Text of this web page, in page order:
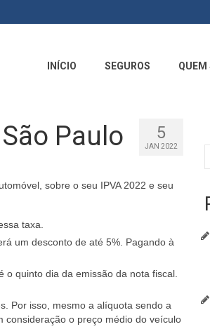
INÍCIO SEGUROS QUEM
5
JAN 2022
Paulo
sobre o seu IPVA 2022 e seu
taxa.
um desconto de até 5%. Pagando à
quinto dia da emissão da nota fiscal.
Por isso, mesmo a alíquota sendo a
consideração o preço médio do veículo